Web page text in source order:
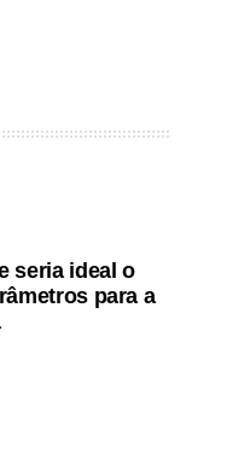
seria ideal o
para a